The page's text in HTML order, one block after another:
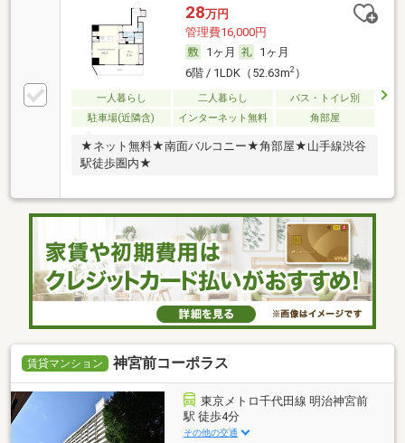
28万円
管理費16,000円
1ヶ月
1ヶ月
6階 / 1LDK（52.63m2）
一人暮らし 二人暮らし
バス・トイレ別
駐車場(近隣含)
インターネット無料 角部屋
★ネット無料★南面バルコニー★角部屋★山手線渋谷
駅徒歩圏内★
賃貸マンション 神宮前コーポラス
東京メトロ千代田線 明治神宮前
駅 徒歩4分
その他の交通